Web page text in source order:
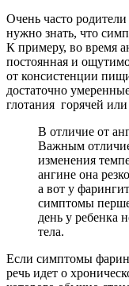
Очень часто
нужно знать, что
К примеру, во время
постоянная и
от консистенции
достаточно
глотания горячей
В отличие от
Важным
изменения
ангине она
а вот у
симптомы
день у ребенка
тела.
Если симптомы
речь идет о